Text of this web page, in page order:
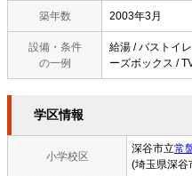
築年数 2003年3月
設備・条件
の一例
給湯 / バストイ
ーズボックス /
学区情報
小学校区
深谷市立常
(埼玉県深谷